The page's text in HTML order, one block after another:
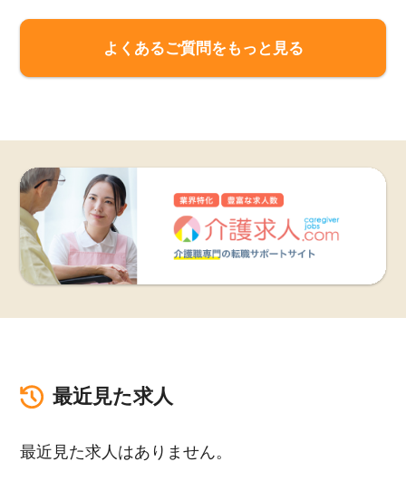
よくあるご質問をもっと見る
最近見た求人
最近見た求人はありません。